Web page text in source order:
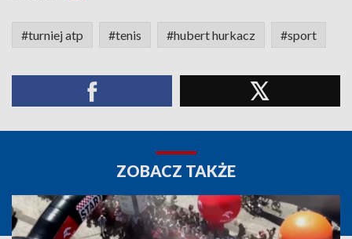
#turniej atp #tenis #hubert hurkacz #sport
ZOBACZ TAKŻE